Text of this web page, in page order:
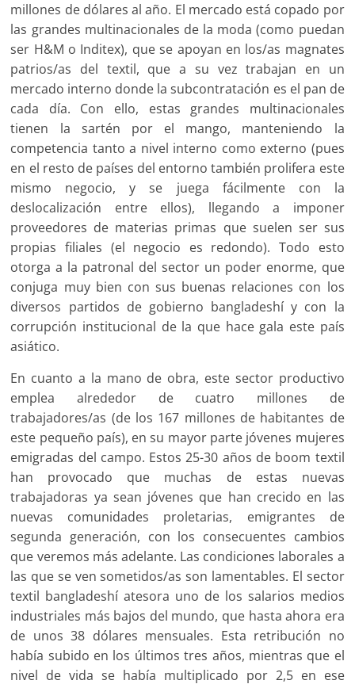
millones de dólares al año. El mercado está copado por
las grandes multinacionales de la moda (como puedan
ser H&M o Inditex), que se apoyan en los/as magnates
patrios/as del textil, que a su vez trabajan en un
mercado interno donde la subcontratación es el pan de
cada día. Con ello, estas grandes multinacionales
tienen la sartén por el mango, manteniendo la
competencia tanto a nivel interno como externo (pues
en el resto de países del entorno también prolifera este
mismo negocio, y se juega fácilmente con la
deslocalización entre ellos), llegando a imponer
proveedores de materias primas que suelen ser sus
propias filiales (el negocio es redondo). Todo esto
otorga a la patronal del sector un poder enorme, que
conjuga muy bien con sus buenas relaciones con los
diversos partidos de gobierno bangladeshí y con la
corrupción institucional de la que hace gala este país
asiático.
En cuanto a la mano de obra, este sector productivo
emplea alrededor de cuatro millones de
trabajadores/as (de los 167 millones de habitantes de
este pequeño país), en su mayor parte jóvenes mujeres
emigradas del campo. Estos 25-30 años de boom textil
han provocado que muchas de estas nuevas
trabajadoras ya sean jóvenes que han crecido en las
nuevas comunidades proletarias, emigrantes de
segunda generación, con los consecuentes cambios
que veremos más adelante. Las condiciones laborales a
las que se ven sometidos/as son lamentables. El sector
textil bangladeshí atesora uno de los salarios medios
industriales más bajos del mundo, que hasta ahora era
de unos 38 dólares mensuales. Esta retribución no
había subido en los últimos tres años, mientras que el
nivel de vida se había multiplicado por 2,5 en ese